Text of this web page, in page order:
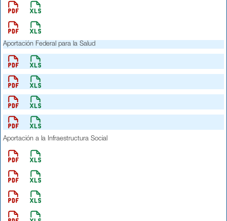
Aportación Federal para la Salud
Aportación a la Infraestructura Social